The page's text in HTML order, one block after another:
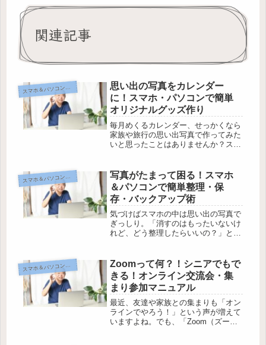
関連記事
スマホ＆パソコンで広がる毎日
思い出の写真をカレンダー
に！スマホ・パソコンで簡単
オリジナルグッズ作り
毎月めくるカレンダー、せっかくなら
家族や旅行の思い出写真で作ってみた
いと思ったことはありませんか？スマ
なんです。でも、どうやって写真を選
ぶのが良いのか、注文方法が難しいの
で...
スマホ＆パソコンで広がる毎日
写真がたまって困る！スマホ
＆パソコンで簡単整理・保
存・バックアップ術
気づけばスマホの中は思い出の写真で
ぎっしり。「消すのはもったいないけ
れど、どう整理したらいいの？」とお
たり、パソコンでまとめて整理できた
りするんです。さらに、写真を失わな
い...
スマホ＆パソコンで広がる毎日
Zoomって何？！シニアでもで
きる！オンライン交流会・集
まり参加マニュアル
最近、友達や家族との集まりも「オン
ラインでやろう！」という声が増えて
いますよね。でも、「Zoom（ズー